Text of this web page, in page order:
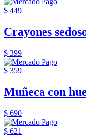
$ 449
Crayones
$ 399
$ 359
Muñeca con
$ 690
$ 621